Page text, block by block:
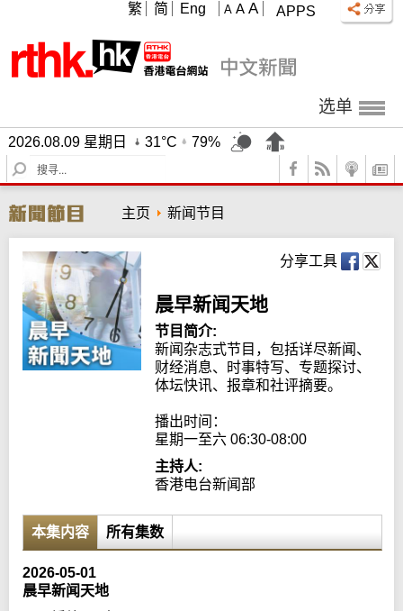
APPS
A A A
繁 简 Eng
选单
2026.08.09 星期日 31°C
79%
S
e
r
c
h
主页 新闻节目
分享工具
晨早新闻天地
节目简介:
新闻杂志式节目，包括详尽新闻、
财经消息、时事特写、专题探讨、
体坛快讯、报章和社评摘要。
播出时间：
星期一至六 06:30-08:00
主持人:
香港电台新闻部
本集内容 所有集数
2026-05-01
晨早新闻天地